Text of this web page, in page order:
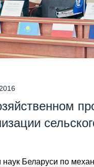
Беларуси по